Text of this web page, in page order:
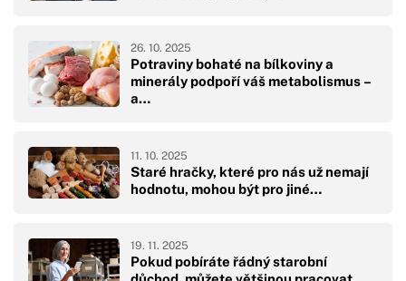
Potraviny bohaté na bílkoviny a
minerály podpoří váš metabolismus –
a…
26. 10. 2025
Staré hračky, které pro nás už nemají
hodnotu, mohou být pro jiné…
11. 10. 2025
Pokud pobíráte řádný starobní
19. 11. 2025